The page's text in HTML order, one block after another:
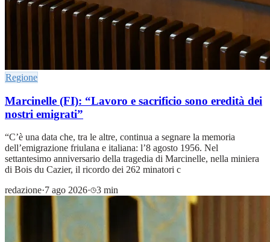
Regione
Marcinelle (FI): “Lavoro e sacrificio sono eredità dei
nostri emigrati”
“C’è una data che, tra le altre, continua a segnare la memoria
dell’emigrazione friulana e italiana: l’8 agosto 1956. Nel
settantesimo anniversario della tragedia di Marcinelle, nella miniera
di Bois du Cazier, il ricordo dei 262 minatori c
redazione·7 ago 2026· 3 min